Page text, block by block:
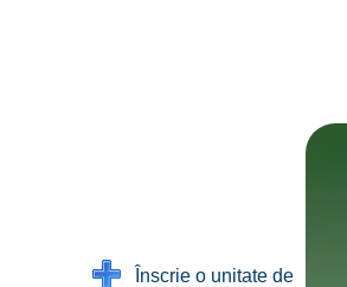
Înscrie o unitate de